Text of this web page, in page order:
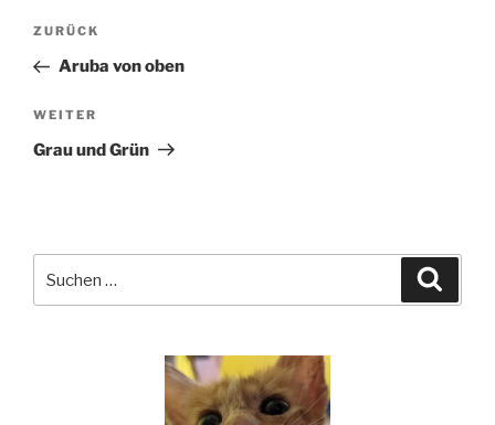
Beitragsnavigation
Vorheriger
Beitrag
ZURÜCK
Aruba von oben
Nächster
Beitrag
WEITER
Grau und Grün
nach: